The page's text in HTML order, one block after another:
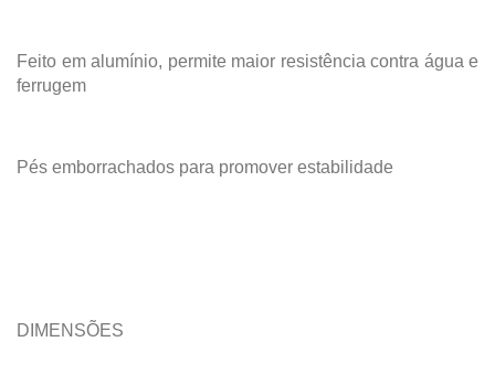
Feito em alumínio, permite maior resistência contra água e
ferrugem
Pés emborrachados para promover estabilidade
DIMENSÕES